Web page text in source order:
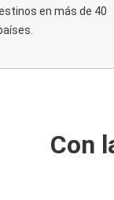
en más de 40
Con